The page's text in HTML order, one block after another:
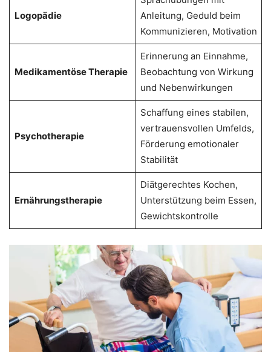
Logopädie
Anleitung, Geduld beim
Kommunizieren, Motivation
Medikamentöse Therapie
Erinnerung an Einnahme,
Beobachtung von Wirkung
und Nebenwirkungen
Psychotherapie
Schaffung eines stabilen,
vertrauensvollen Umfelds,
Förderung emotionaler
Stabilität
Ernährungstherapie
Diätgerechtes Kochen,
Unterstützung beim Essen,
Gewichtskontrolle